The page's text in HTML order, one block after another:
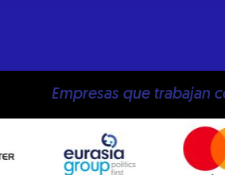
Empresas que trabajan